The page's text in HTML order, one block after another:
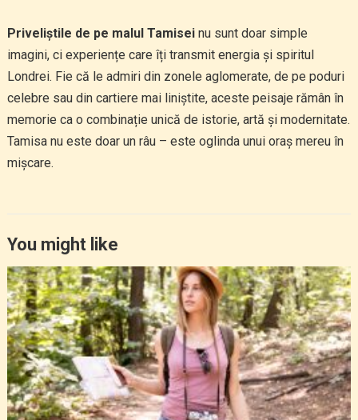
Priveliștile de pe malul Tamiseinu sunt doar simple
imagini, ci experiențe care îți transmit energia și spiritul
Londrei. Fie că le admiri din zonele aglomerate, de pe poduri
celebre sau din cartiere mai liniștite, aceste peisaje rămân în
memorie ca o combinație unică de istorie, artă și modernitate.
Tamisa nu este doar un râu – este oglinda unui oraș mereu în
mișcare.
You might like